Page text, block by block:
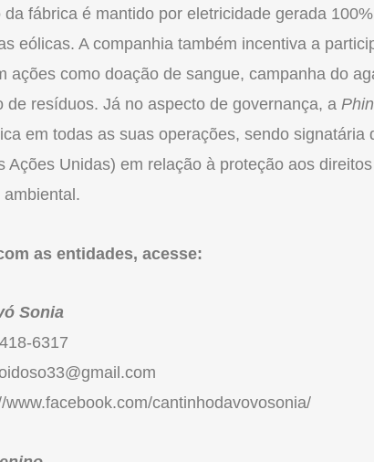
da fábrica é mantido por eletricidade gerada
eólicas. A companhia também incentiva a
ações como doação de sangue, campanha do
de resíduos. Já no aspecto de governança, a
em todas as suas operações, sendo signatária
Ações Unidas) em relação à proteção aos
as entidades, acesse:
Sonia
6317
www.facebook.com/cantinhodavovosonia/